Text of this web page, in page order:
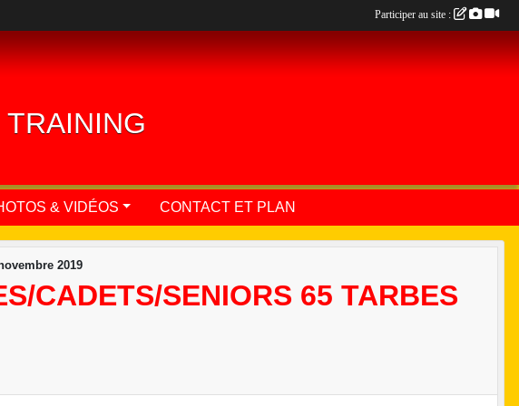
& VIDÉOS CONTACT ET PLAN
2019
CADETS/SENIORS 65 TARBES
Participer au site :